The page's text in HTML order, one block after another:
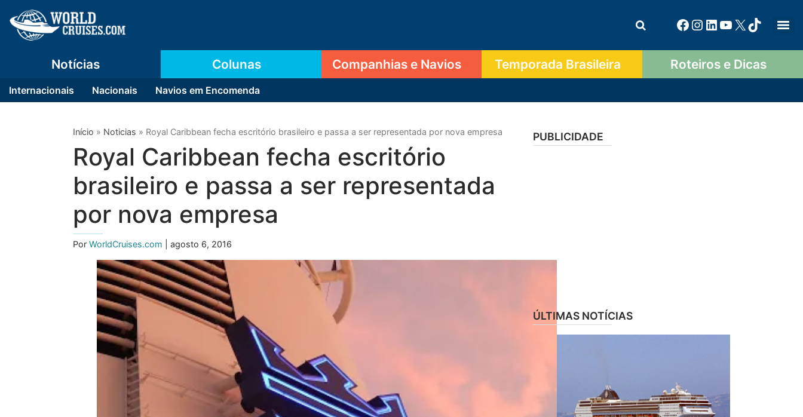
Notícias
Internacionais Nacionais Navios em Encomenda
Colunas Companhias e Navios Temporada Brasileira Roteiros e Dicas
Início » Noticias » Royal Caribbean fecha escritório brasileiro e passa a ser representada por nova empresa
Royal Caribbean fecha escritório
brasileiro e passa a ser representada
por nova empresa
Por WorldCruises.com | agosto 6, 2016
PUBLICIDADE
ÚLTIMAS NOTÍCIAS